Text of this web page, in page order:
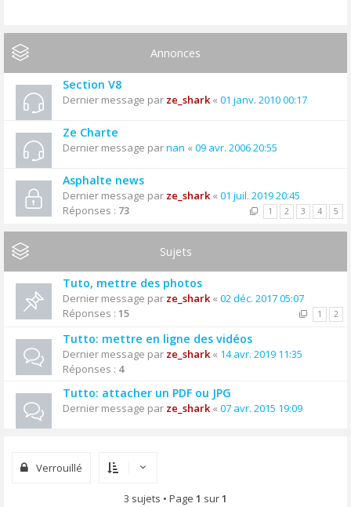
Annonces
Section V8
Dernier message par ze_shark« 01 janv. 2010 00:17
Ze Charte
Dernier message parnan « 09 avr. 2006 20:55
Asphalte news
Dernier message par ze_shark« 01 juil. 2019 20:45
Réponses : 73 1 2 3 4 5
Sujets
Tuto, mettre des photos
Dernier message par ze_shark« 02 déc. 2017 05:07
Réponses : 15 1 2
Tutto: mettre en ligne des vidéos
Dernier message par ze_shark« 14 avr. 2019 11:35
Réponses : 4
Tutto: attacher un PDF ou JPG
Dernier message par ze_shark« 07 avr. 2015 19:09
Verrouillé
3 sujets • Page 1 sur1